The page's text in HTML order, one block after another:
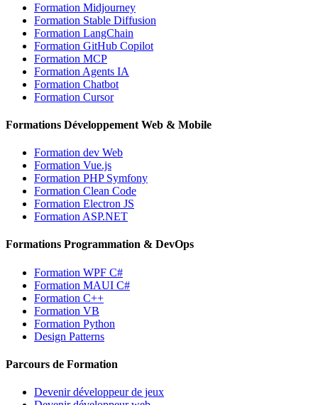
Formation Midjourney
Formation Stable Diffusion
Formation LangChain
Formation GitHub Copilot
Formation MCP
Formation Agents IA
Formation Chatbot
Formation Cursor
Formations Développement Web & Mobile
Formation dev Web
Formation Vue.js
Formation PHP Symfony
Formation Clean Code
Formation Electron JS
Formation ASP.NET
Formations Programmation & DevOps
Formation WPF C#
Formation MAUI C#
Formation C++
Formation VB
Formation Python
Design Patterns
Parcours de Formation
Devenir développeur de jeux